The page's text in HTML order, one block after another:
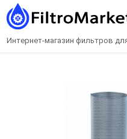
Интернет-магазин фильтров